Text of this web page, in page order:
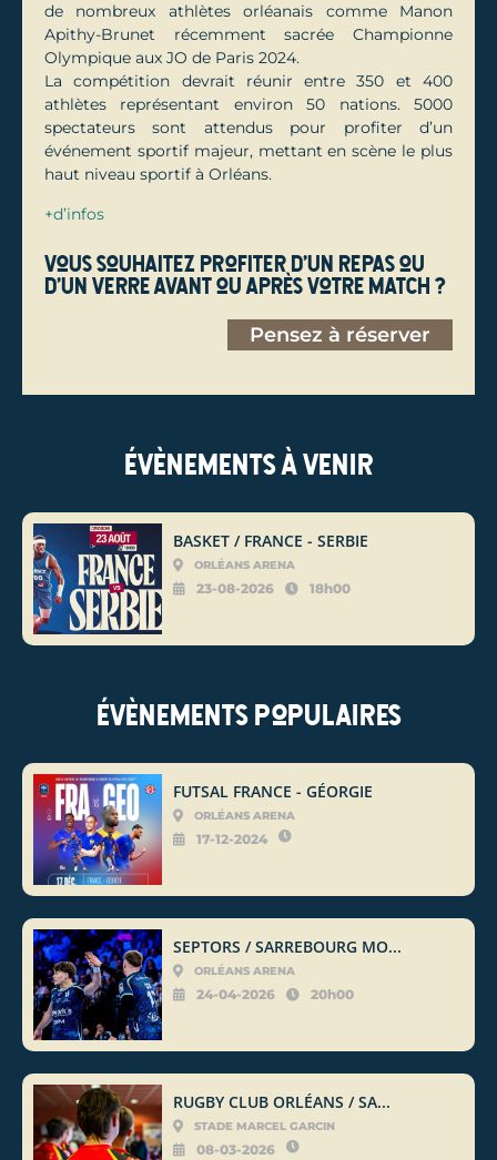
de nombreux athlètes orléanais comme Manon
Apithy-Brunet récemment sacrée Championne
Olympique aux JO de Paris 2024.
La compétition devrait réunir entre 350 et 400
athlètes représentant environ 50 nations. 5000
spectateurs sont attendus pour profiter d’un
événement sportif majeur, mettant en scène le plus
haut niveau sportif à Orléans.
+d’infos
Vous souhaitez profiter d'un repas ou
d'un verre avant ou après votre match ?
Pensez à réserver
Évènements à venir
BASKET / FRANCE - SERBIE
ORLÉANS ARENA
23-08-2026 18h00
Évènements populaires
FUTSAL FRANCE - GÉORGIE
ORLÉANS ARENA
17-12-2024
SEPTORS / SARREBOURG MO...
ORLÉANS ARENA
24-04-2026 20h00
RUGBY CLUB ORLÉANS / SA...
STADE MARCEL GARCIN
08-03-2026